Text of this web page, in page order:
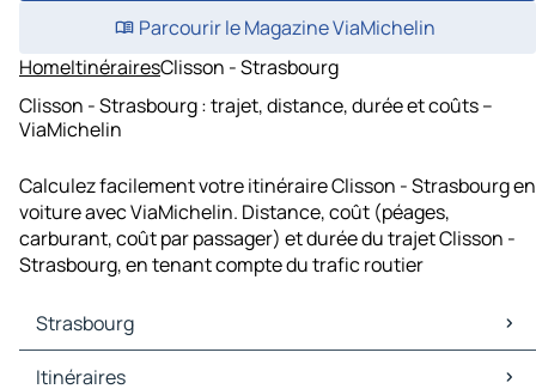
Parcourir le Magazine ViaMichelin
HomeItinérairesClisson - Strasbourg
Clisson - Strasbourg : trajet, distance, durée et coûts –
ViaMichelin
Calculez facilement votre itinéraire Clisson - Strasbourg en
voiture avec ViaMichelin. Distance, coût (péages,
carburant, coût par passager) et durée du trajet Clisson -
Strasbourg, en tenant compte du trafic routier
Strasbourg
Strasbourg Cartes et plans
Itinéraires